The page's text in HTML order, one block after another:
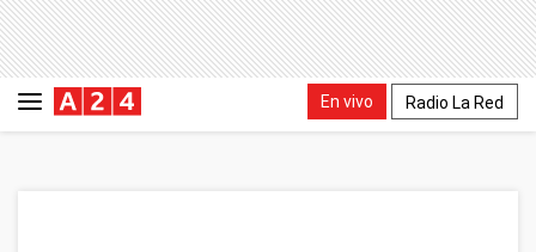
En vivo Radio La Red